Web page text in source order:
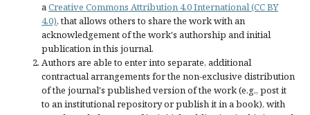
aCreative Commons Attribution 4.0 International (CC BY
4.0), that allows others to share the work with an
acknowledgement of the work's authorship and initial
publication in this journal.
Authors are able to enter into separate, additional
contractual arrangements for the non-exclusive distribution
of the journal's published version of the work (e.g., post it
to an institutional repository or publish it in a book), with